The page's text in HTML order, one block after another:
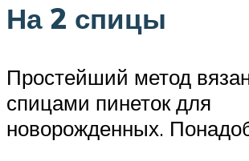
На 2 спицы
Простейший метод
спицами пинеток для
новорожденных.